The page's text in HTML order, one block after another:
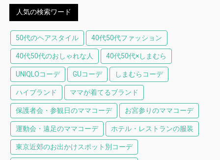
人気の検索ワード
50代のヘアスタイル 40代50代ファッション
40代50代のおしゃれな人 40代50代×しまむら
UNIQLOコーデ GUコーデ しまむらコーデ
ハイブランド ママが着てるブランド
保護者会・参観日のママコーデ お宮参りのママコーデ
運動会・遠足のママコーデ ホテル・レストランの服装
東京近郊のお出かけスポット別コーデ